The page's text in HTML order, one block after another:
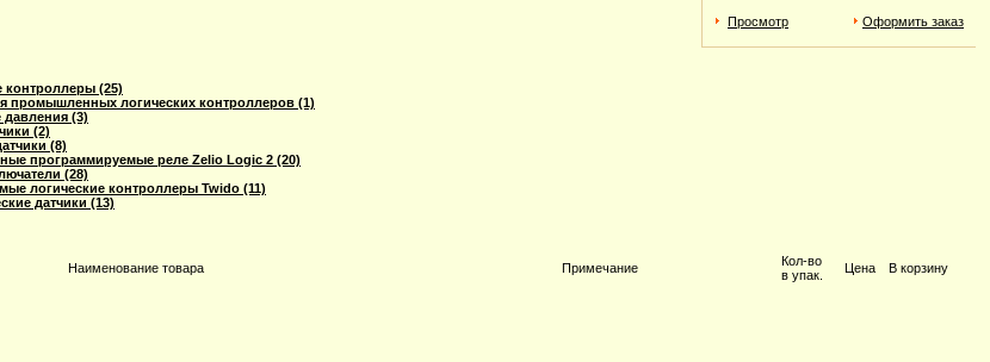
Просмотр Оформить заказ
(25)
промышленных логических контроллеров (1)
давления (3)
(2)
(8)
программируемые реле Zelio Logic 2 (20)
(28)
логические контроллеры Twido (11)
датчики (13)
Наименование товара Примечание
Кол-во
в упак.
Цена В корзину